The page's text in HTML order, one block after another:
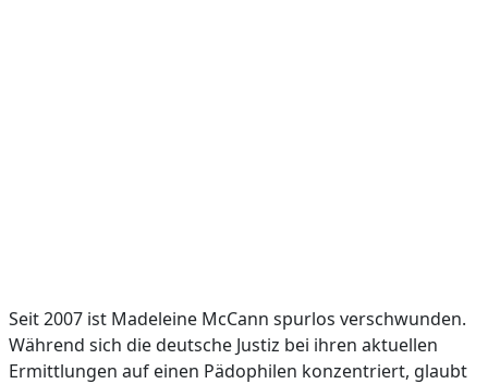
Seit 2007 ist Madeleine McCann spurlos verschwunden.
Während sich die deutsche Justiz bei ihren aktuellen
Ermittlungen auf einen Pädophilen konzentriert, glaubt